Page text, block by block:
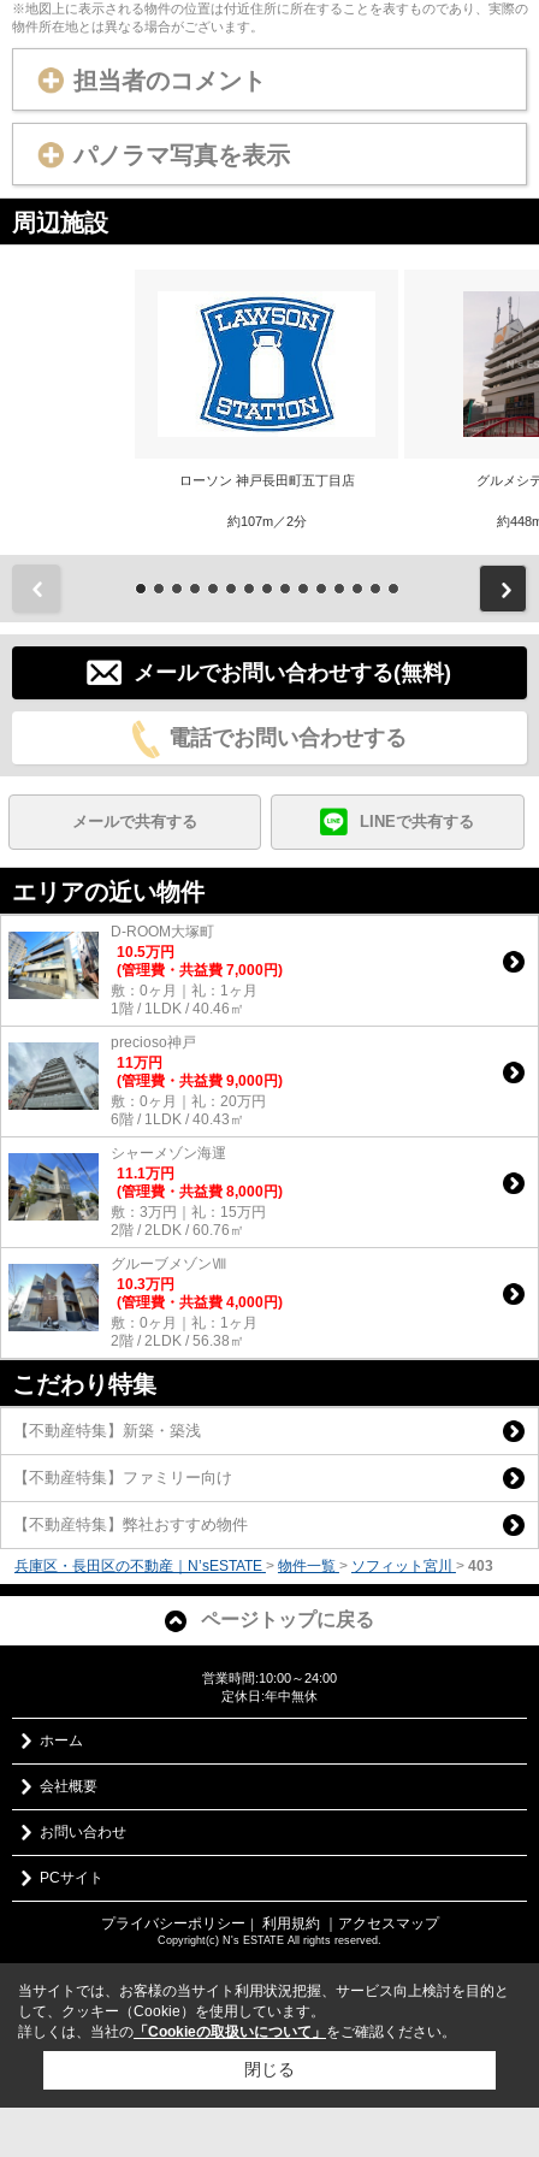
※地図上に表示される物件の位置は付近住所に所在することを表すものであり、実際の
物件所在地とは異なる場合がございます。
担当者のコメント
パノラマ写真を表示
周辺施設
ローソン 神戸長田町五丁目店
約107m／2分
グルメシ
約
メールでお問い合わせする(無料)
電話でお問い合わせする
メールで共有する LINEで共有する
エリアの近い物件
D-ROOM大塚町
10.5万円
(管理費・共益費 7,000円)
敷：0ヶ月｜礼：1ヶ月
1階 / 1LDK / 40.46㎡
precioso神戸
11万円
(管理費・共益費 9,000円)
敷：0ヶ月｜礼：20万円
6階 / 1LDK / 40.43㎡
シャーメゾン海運
11.1万円
(管理費・共益費 8,000円)
敷：3万円｜礼：15万円
2階 / 2LDK / 60.76㎡
グルーブメゾンⅧ
10.3万円
(管理費・共益費 4,000円)
敷：0ヶ月｜礼：1ヶ月
2階 / 2LDK / 56.38㎡
こだわり特集
【不動産特集】新築・築浅
【不動産特集】ファミリー向け
【不動産特集】弊社おすすめ物件
兵庫区・長田区の不動産｜N’sESTATE > 物件一覧 > ソフィット宮川 > 403
ページトップに戻る
営業時間:10:00～24:00
定休日:年中無休
ホーム
会社概要
お問い合わせ
PCサイト
プライバシーポリシー ｜ 利用規約 ｜アクセスマップ
Copyright(c) N's ESTATE All rights reserved.
当サイトでは、お客様の当サイト利用状況把握、サービス向上検討を目的と
して、クッキー（Cookie）を使用しています。
詳しくは、当社の 「Cookieの取扱いについて」 をご確認ください。
閉じる